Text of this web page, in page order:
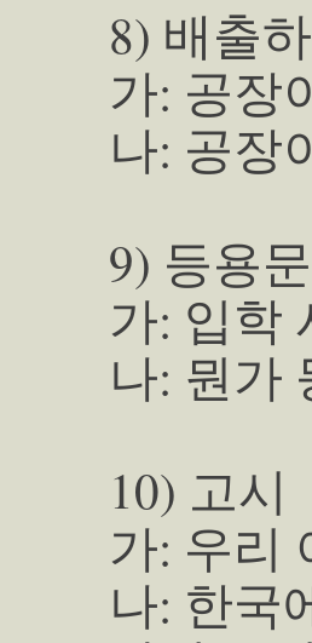
8) 배출
가: 공장
나: 공장
9) 등용문
가: 입학
나: 뭔가
10) 고시
가: 우리
나: 한국